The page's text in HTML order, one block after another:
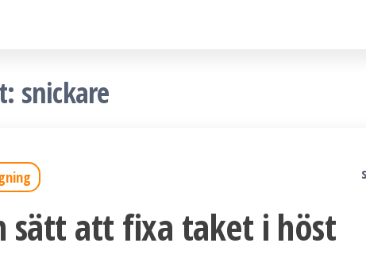
snickare
sätt att fixa taket i höst